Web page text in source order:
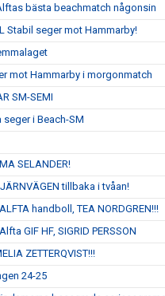
bästa beachmatch någonsin
Stabil seger mot Hammarby!
mot Hammarby i morgonmatch
SM-SEMI
seger i Beach-SM
SELANDER!
tillbaka i tvåan!
handboll, TEA NORDGREN!!!
GIF HF, SIGRID PERSSON
ZETTERQVIST!!!
24-25